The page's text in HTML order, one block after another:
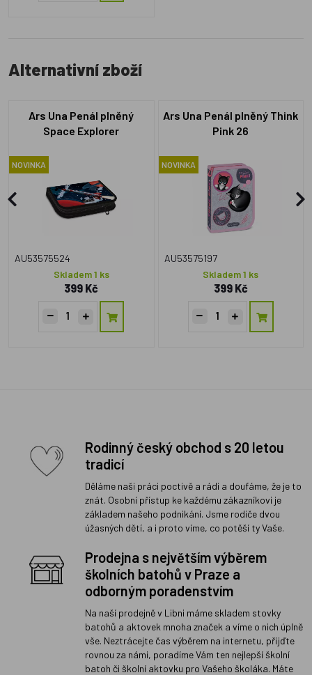
Alternativní zboží
Ars Una Penál plněný
Space Explorer
NOVINKA
AU53575524
Skladem 1 ks
399 Kč
Ars Una Penál plněný Think
Pink 26
NOVINKA
AU53575197
Skladem 1 ks
399 Kč
Rodinný český obchod s 20 letou
tradicí
Děláme naši práci poctivě a rádi a doufáme, že je to
znát. Osobní přístup ke každému zákazníkovi je
základem našeho podnikání. Jsme rodiče dvou
úžasných dětí, a i proto víme, co potěší ty Vaše.
Prodejna s největším výběrem
školních batohů v Praze a
odborným poradenstvím
Na naší prodejně v Libni máme skladem stovky
batohů a aktovek mnoha značek a víme o nich úplně
vše. Neztrácejte čas výběrem na internetu, přijďte
rovnou za námi, poradíme Vám ten nejlepší školní
batoh či školní aktovku pro Vašeho školáka. Máte